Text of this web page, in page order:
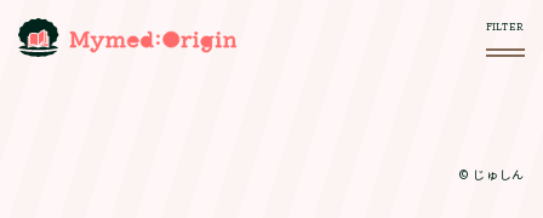
© じゅしん